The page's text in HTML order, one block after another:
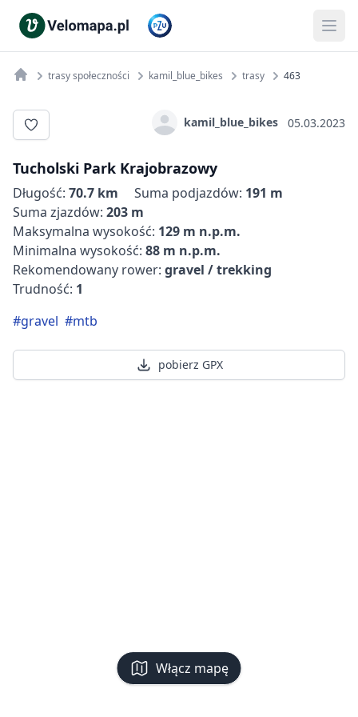
Włącz mapę
trasy społeczności kamil_blue_bikes trasy 463
kamil_blue_bikes 05.03.2023
Tucholski Park Krajobrazowy
Długość: 70.7 km Suma podjazdów: 191 m
Suma zjazdów: 203 m
Maksymalna wysokość: 129 m n.p.m.
Minimalna wysokość: 88 m n.p.m.
Rekomendowany rower: gravel / trekking
Trudność: 1
#gravel #mtb
pobierz GPX